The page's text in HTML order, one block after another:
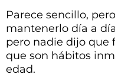
Parece sencillo,
mantenerlo día a
pero nadie dijo que
que son hábitos
edad.